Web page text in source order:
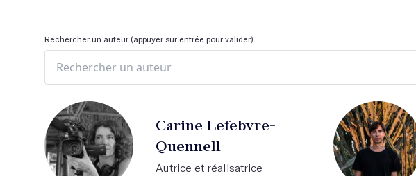
Rechercher un auteur (appuyer sur entrée pour valider)
Carine Lefebvre-
Quennell
Autrice et réalisatrice